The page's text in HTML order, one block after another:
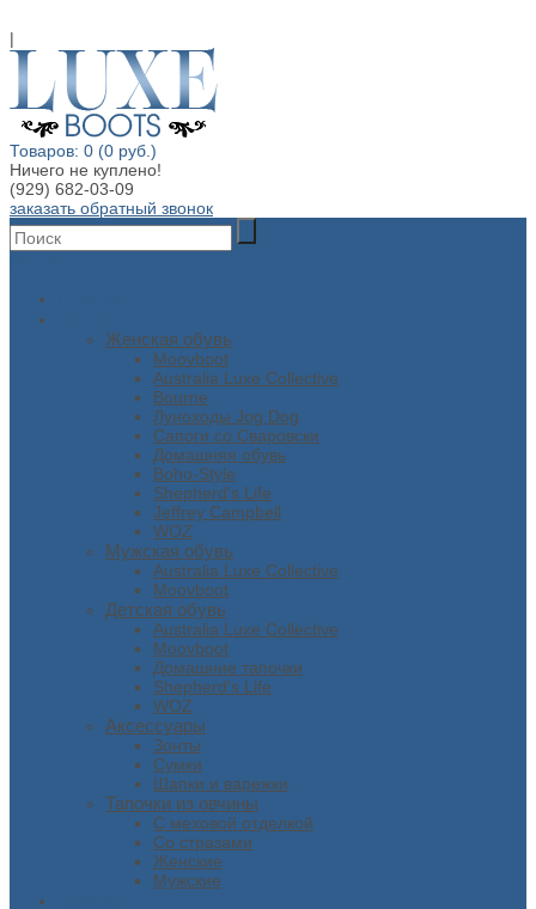
|
Товаров: 0 (0 руб.)
Ничего не куплено!
(929) 682-03-09
заказать обратный звонок
Женская обувь
Moovboot
Australia Luxe Collective
Bourne
Луноходы Jog Dog
Сапоги со Сваровски
Домашняя обувь
Boho-Style
Shepherd's Life
Jeffrey Campbell
WOZ
Мужская обувь
Australia Luxe Collective
Moovboot
Детская обувь
Australia Luxe Collective
Moovboot
Домашние тапочки
Shepherd's Life
WOZ
Аксессуары
Зонты
Сумки
Шапки и варежки
Тапочки из овчины
С меховой отделкой
Со стразами
Женские
Мужские